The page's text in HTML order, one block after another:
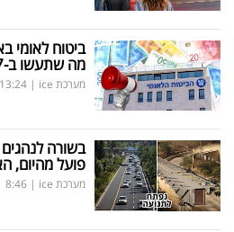
ביטוח לאומי
מה שתעשו ב-17 באוגוסט
מערכת ice |
13:24
בשורה
פועל מהיום,
מערכת ice |
8:46